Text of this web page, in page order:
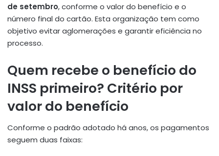
de setembro, conforme o valor do benefício e o
número final do cartão. Esta organização tem como
objetivo evitar aglomerações e garantir eficiência no
processo.
Quem recebe o benefício do
INSS primeiro? Critério por
valor do benefício
Conforme o padrão adotado há anos, os pagamentos
seguem duas faixas: